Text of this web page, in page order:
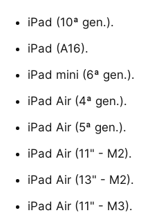
iPad (10ª gen.).
iPad (A16).
iPad mini (6ª gen.).
iPad Air (4ª gen.).
iPad Air (5ª gen.).
iPad Air (11" - M2).
iPad Air (13" - M2).
iPad Air (11" - M3).